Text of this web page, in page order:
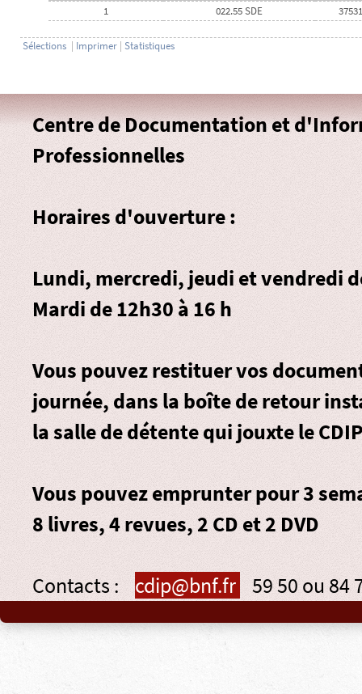
1
022.55 SDE
Sélections | Imprimer | Statistiques
Centre de Documentation et
Professionnelles
Horaires d'ouverture :
Lundi, mercredi, jeudi et vendredi
Mardi de 12h30 à 16 h
Vous pouvez restituer vos
journée, dans la boîte de retour
la salle de détente qui jouxte le
Vous pouvez emprunter pour 3
8 livres, 4 revues, 2 CD et 2 DVD
Contacts : cdip@bnf.fr 59 50 ou 84